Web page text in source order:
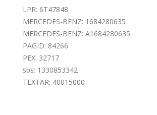
LPR: 6T47848
MERCEDES-BENZ: 1684280635
MERCEDES-BENZ: A1684280635
PAGID: 84266
PEX: 32717
sbs: 1330853342
TEXTAR: 40015000